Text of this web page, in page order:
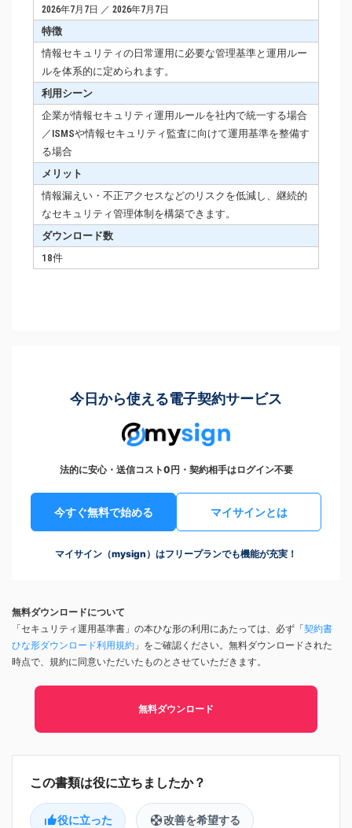
2026年7月7日 ／ 2026年7月7日
特徴
情報セキュリティの日常運用に必要な管理基準と運用ルー
ルを体系的に定められます。
利用シーン
企業が情報セキュリティ運用ルールを社内で統一する場合
／ISMSや情報セキュリティ監査に向けて運用基準を整備す
る場合
メリット
情報漏えい・不正アクセスなどのリスクを低減し、継続的
なセキュリティ管理体制を構築できます。
ダウンロード数
18件
今日から使える電子契約サービス
法的に安心・送信コスト0円・契約相手はログイン不要
今すぐ無料で始める マイサインとは
マイサイン（mysign）はフリープランでも機能が充実！
無料ダウンロードについて
「セキュリティ運用基準書」の本ひな形の利用にあたっては、必ず「契約書
ひな形ダウンロード利用規約 」をご確認ください。無料ダウンロードされた
時点で、規約に同意いただいたものとさせていただきます。
無料ダウンロード
役に立った 改善を希望する